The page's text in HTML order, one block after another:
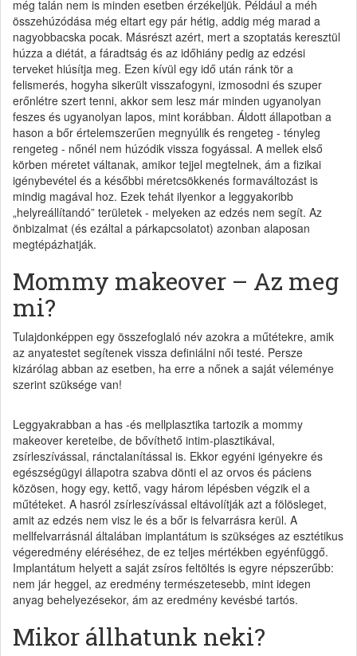
még talán nem is minden esetben érzékeljük. Például a méh
összehúzódása még eltart egy pár hétig, addig még marad a
nagyobbacska pocak. Másrészt azért, mert a szoptatás keresztül
húzza a diétát, a fáradtság és az időhiány pedig az edzési
terveket hiúsítja meg. Ezen kívül egy idő után ránk tör a
felismerés, hogyha sikerült visszafogyni, izmosodni és szuper
erőnlétre szert tenni, akkor sem lesz már minden ugyanolyan
feszes és ugyanolyan lapos, mint korábban. Áldott állapotban a
hason a bőr értelemszerűen megnyúlik és rengeteg - tényleg
rengeteg - nőnél nem húzódik vissza fogyással. A mellek első
körben méretet váltanak, amikor tejjel megtelnek, ám a fizikai
igénybevétel és a későbbi méretcsökkenés formaváltozást is
mindig magával hoz. Ezek tehát ilyenkor a leggyakoribb
„helyreállítandó” területek - melyeken az edzés nem segít. Az
önbizalmat (és ezáltal a párkapcsolatot) azonban alaposan
megtépázhatják.
Mommy makeover – Az meg
mi?
Tulajdonképpen egy összefoglaló név azokra a műtétekre, amik
az anyatestet segítenek vissza definiálni női testé. Persze
kizárólag abban az esetben, ha erre a nőnek a saját véleménye
szerint szüksége van!
Leggyakrabban a has -és mellplasztika tartozik a mommy
makeover kereteibe, de bővíthető intim-plasztikával,
zsírleszívással, ránctalanítással is. Ekkor egyéni igényekre és
egészségügyi állapotra szabva dönti el az orvos és páciens
közösen, hogy egy, kettő, vagy három lépésben végzik el a
műtéteket. A hasról zsírleszívással eltávolítják azt a fölösleget,
amit az edzés nem visz le és a bőr is felvarrásra kerül. A
mellfelvarrásnál általában implantátum is szükséges az esztétikus
végeredmény eléréséhez, de ez teljes mértékben egyénfüggő.
Implantátum helyett a saját zsíros feltöltés is egyre népszerűbb:
nem jár heggel, az eredmény természetesebb, mint idegen
anyag behelyezésekor, ám az eredmény kevésbé tartós.
Mikor állhatunk neki?